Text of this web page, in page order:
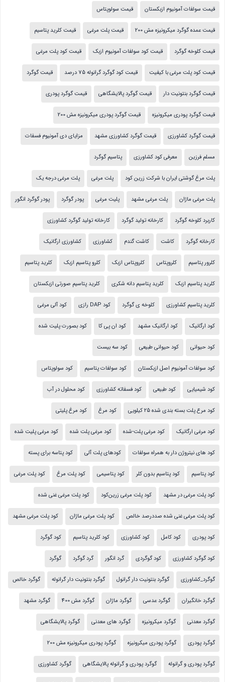
قیمت سولفات آمونیوم ازبکستان قیمت سولوپتاس
قیمت عمده گوگرد میکرونیزه مش 200 قیمت پلت مرغی قیمت کلرید پتاسیم
قیمت کلوخه گوگرد قیمت کود سولفات آمونیوم ازبک قیمت کود پلت مرغی
قیمت کود پلت مرغی با کیفیت قیمت کود گوگرد گرانوله 75 درصد قیمت گوگرد
قیمت گوگرد بنتونیت دار قیمت گوگرد پالایشگاهی قیمت گوگرد پودری
قیمت گوگرد پودری میکرونیزه قیمت گوگرد پودری میکرونیزه مش 200
قیمت گوگرد کشاورزی قیمت گوگرد کشاورزی مشهد مزایای دی آمونیوم فسفات
مسلم فرزین معرفی کود کشاورزی پتاسیم گوگرد
پلت مرغ گوشتی ایران با شرکت زرین کود پلت مرغی پلت مرغی درجه یک
پلت مرغی ماژان پلت مرغی مشهد پلیت مرغی پودر گوگرد پودر گوگرد انگور
کاربرد کلوخه گوگرد کارخانه تولید گوگرد کارخانه تولید گوگرد کشاورزی
کارخانه گوگرد کاشت کاشت گندم کشاورزی کشاورزی ارگانیک
کلرور پتاسیم کلروپتاس کلروپتاس ازبک کلرو پتاسیم ازبک کلرید پتاسیم
کلرید پتاسیم ازبک کلرید پتاسیم دانه شکری کلرید پتاسیم صورتی ازبکستان
کلرید پتاسیم کشاورزی کلوخه ی گوگرد کود DAP رازی کود آلی مرغی
کود ارگانیک کود ارگانیک مشهد کود ان پی کا کود بصورت پلیت شده
کود حیوانی کود حیوانی طبیعی کود سه بیست
کود سولفات آمونیوم اصل ازبکستان کود سولفات پتاسیم کود سولوپتاس
کود شیمیایی کود طبیعی کود فسفاته کشاورزی کود محلول در آب
کود مرع پلت بسته بندی شده 25 کیلویی کود مرغ کود مرغ پلیتی
کود مرغی ارگانیک کود مرغی پلت-شده کود مرغی پلت شده کود مرغی پلیت شده
کود های نیتروژن دار به همراه سولفات کودهای پلت آلی کود پتاسه برای پسته
کود پتاسیم کود پتاسیم بدون کلر کود پتاسیمی کود پلت مرغ کود پلت مرغی
کود پلت مرغی در مشهد کود پلت مرغی زرین‌کود کود پلت مرغی غنی شده
کود پلت مرغی غنی شده صددرصد خالص کود پلت مرغی ماژان کود پلت مرغی مشهد
کود پودری کود کامل کود کشاورزی کود کلرید پتاسیم کود گوگرد
کود گوگرد کشاورزی کود گوگردی گرد انگور گرد گوگرد گوگرد
گوگرد_کشاورزی گوگرد بنتونیت دار گرانول گوگرد بنتونیت دار گرانوله گوگرد خالص
گوگرد خانگیران گوگرد عدسی گوگرد ماژان گوگرد مش 400 گوگرد مشهد
گوگرد معدنی گوگرد میکرونیزه گوگرد های معدنی گوگرد پالایشگاهی
گوگرد پودری گوگرد پودری میکرونیزه گوگرد پودری میکرونیزه مش 200
گوگرد پودری و گرانوله گوگرد پودری و گرانوله پالایشگاهی گوگرد کشاورزی